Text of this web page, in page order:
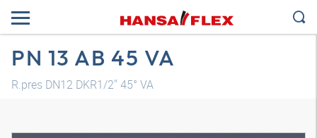
PN 13 AB 45 VA
R.pres DN12 DKR1/2" 45° VA